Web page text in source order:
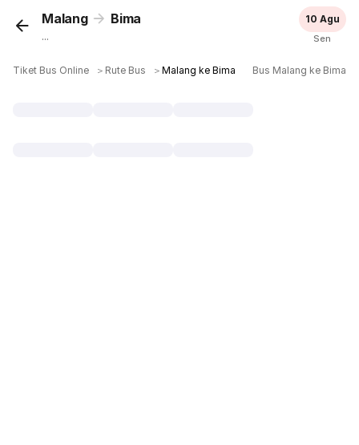
Malang Bima
...
10 Agu
Sen
Tiket Bus Online ＞ Rute Bus ＞Malang ke Bima Bus Malang ke Bima